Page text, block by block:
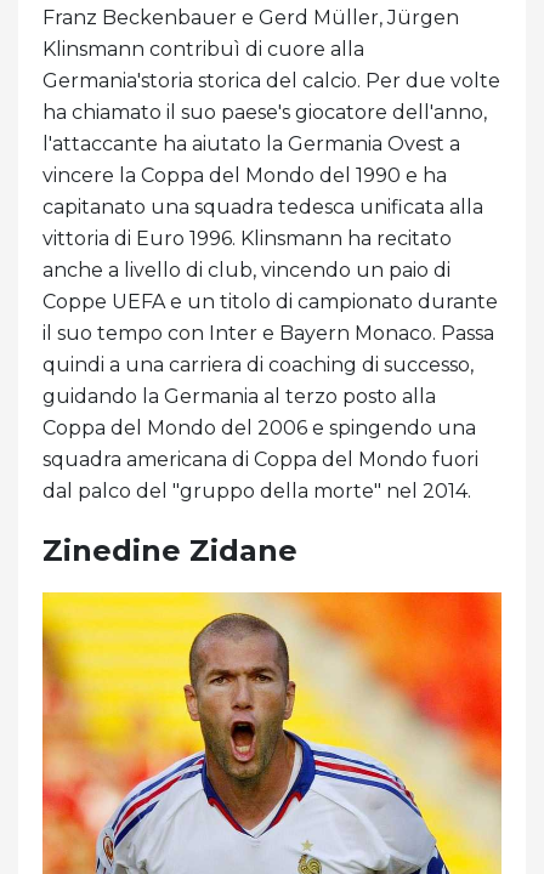
Franz Beckenbauer e Gerd Müller, Jürgen
Klinsmann contribuì di cuore alla
Germania'storia storica del calcio. Per due volte
ha chiamato il suo paese's giocatore dell'anno,
l'attaccante ha aiutato la Germania Ovest a
vincere la Coppa del Mondo del 1990 e ha
capitanato una squadra tedesca unificata alla
vittoria di Euro 1996. Klinsmann ha recitato
anche a livello di club, vincendo un paio di
Coppe UEFA e un titolo di campionato durante
il suo tempo con Inter e Bayern Monaco. Passa
quindi a una carriera di coaching di successo,
guidando la Germania al terzo posto alla
Coppa del Mondo del 2006 e spingendo una
squadra americana di Coppa del Mondo fuori
dal palco del "gruppo della morte" nel 2014.
Zinedine Zidane